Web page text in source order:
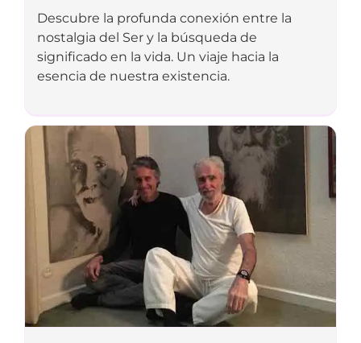
Descubre la profunda conexión entre la
nostalgia del Ser y la búsqueda de
significado en la vida. Un viaje hacia la
esencia de nuestra existencia.